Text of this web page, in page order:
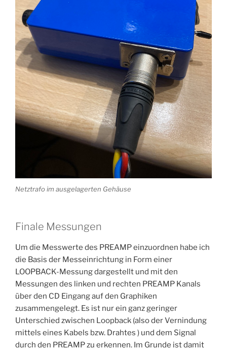
Netztrafo im ausgelagerten Gehäuse
Finale Messungen
Um die Messwerte des PREAMP einzuordnen habe ich
die Basis der Messeinrichtung in Form einer
LOOPBACK-Messung dargestellt und mit den
Messungen des linken und rechten PREAMP Kanals
über den CD Eingang auf den Graphiken
zusammengelegt. Es ist nur ein ganz geringer
Unterschied zwischen Loopback (also der Vernindung
mittels eines Kabels bzw. Drahtes ) und dem Signal
durch den PREAMP zu erkennen. Im Grunde ist damit